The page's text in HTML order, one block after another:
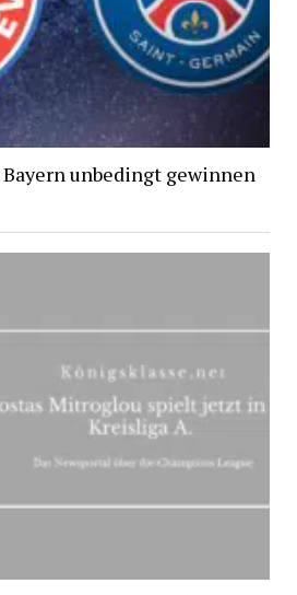
Bayern unbedingt gewinnen